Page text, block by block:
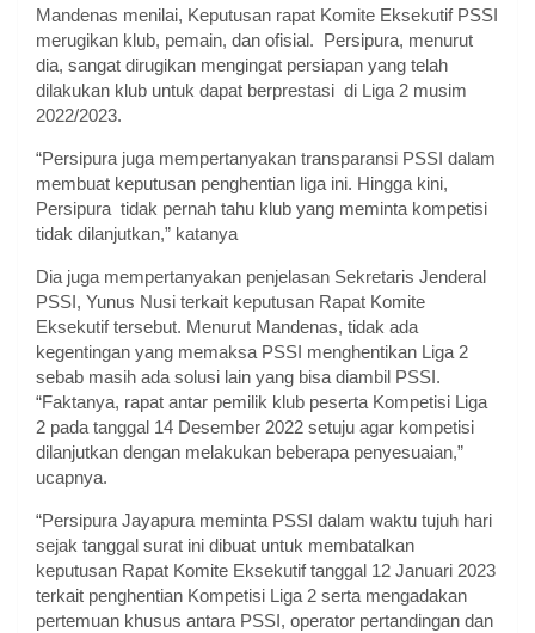
Mandenas menilai, Keputusan rapat Komite Eksekutif PSSI
merugikan klub, pemain, dan ofisial. Persipura, menurut
dia, sangat dirugikan mengingat persiapan yang telah
dilakukan klub untuk dapat berprestasi di Liga 2 musim
2022/2023.
“Persipura juga mempertanyakan transparansi PSSI dalam
membuat keputusan penghentian liga ini. Hingga kini,
Persipura tidak pernah tahu klub yang meminta kompetisi
tidak dilanjutkan,” katanya
Dia juga mempertanyakan penjelasan Sekretaris Jenderal
PSSI, Yunus Nusi terkait keputusan Rapat Komite
Eksekutif tersebut. Menurut Mandenas, tidak ada
kegentingan yang memaksa PSSI menghentikan Liga 2
sebab masih ada solusi lain yang bisa diambil PSSI.
“Faktanya, rapat antar pemilik klub peserta Kompetisi Liga
2 pada tanggal 14 Desember 2022 setuju agar kompetisi
dilanjutkan dengan melakukan beberapa penyesuaian,”
ucapnya.
“Persipura Jayapura meminta PSSI dalam waktu tujuh hari
sejak tanggal surat ini dibuat untuk membatalkan
keputusan Rapat Komite Eksekutif tanggal 12 Januari 2023
terkait penghentian Kompetisi Liga 2 serta mengadakan
pertemuan khusus antara PSSI, operator pertandingan dan